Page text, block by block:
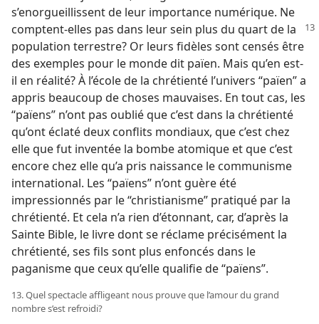
s’enorgueillissent de leur importance numérique. Ne
comptent-​elles pas dans leur sein plus du quart de la
population terrestre? Or leurs fidèles sont censés être
des exemples pour le monde dit païen. Mais qu’en est-​
il en réalité? À l’école de la chrétienté l’univers “païen” a
appris beaucoup de choses mauvaises. En tout cas, les
“païens” n’ont pas oublié que c’est dans la chrétienté
qu’ont éclaté deux conflits mondiaux, que c’est chez
elle que fut inventée la bombe atomique et que c’est
encore chez elle qu’a pris naissance le communisme
international. Les “païens” n’ont guère été
impressionnés par le “christianisme” pratiqué par la
chrétienté. Et cela n’a rien d’étonnant, car, d’après la
Sainte Bible, le livre dont se réclame précisément la
chrétienté, ses fils sont plus enfoncés dans le
paganisme que ceux qu’elle qualifie de “païens”.
13. Quel spectacle affligeant nous prouve que l’amour du grand
nombre s’est refroidi?